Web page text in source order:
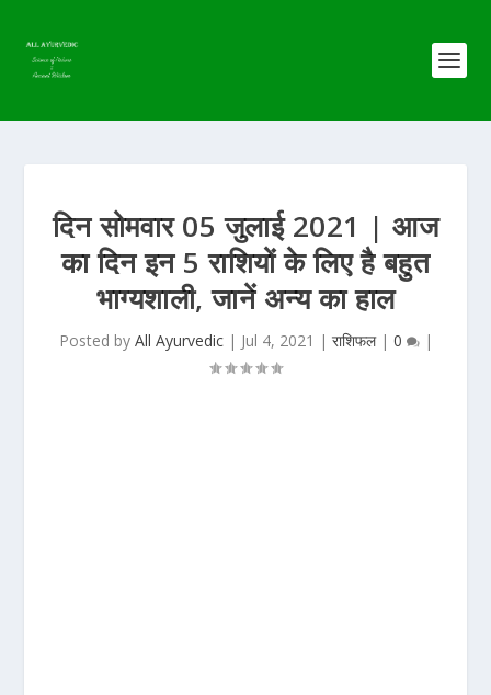
दिन सोमवार 05 जुलाई 2021 | आज
का दिन इन 5 राशियों के लिए है बहुत
भाग्यशाली, जानें अन्य का हाल
Posted by All Ayurvedic| Jul 4, 2021 | राशिफल| 0 |